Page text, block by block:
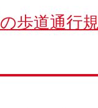
歩道通行